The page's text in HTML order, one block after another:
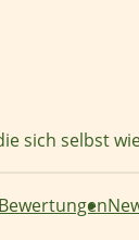
sich selbst
Bewertungen